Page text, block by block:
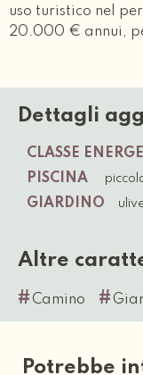
uso turistico nel
20.000 € annui,
Dettagli
CLASSE
PISCINA
GIARDINO
Altre
# Camino #
Potrebbe